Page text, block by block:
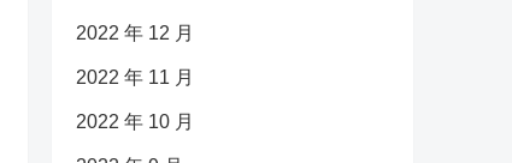
2022 年 12 月
2022 年 11 月
2022 年 10 月